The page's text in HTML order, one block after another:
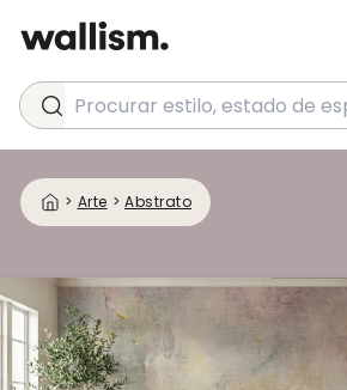
Procurar estilo, estado de
> Arte > Abstrato